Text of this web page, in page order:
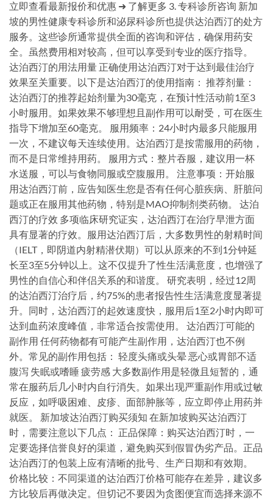
立即查看最新报价和优惠 ➜ 了解更多 3. 专科诊所咨询 新加
坡的男性健康专科诊所和泌尿科诊所也提供达泊西汀的处方
服务。这些诊所通常提供全面的咨询和评估，确保用药安
全。虽然费用相对较高，但可以享受到专业的医疗指导。
达泊西汀的用法用量 正确使用达泊西汀对于达到最佳治疗
效果至关重要。以下是达泊西汀的使用指南： 推荐剂量：
达泊西汀的推荐起始剂量为30毫克，在预计性活动前1至3
小时服用。如果效果不够理想且副作用可以耐受，可在医生
指导下增加至60毫克。 服用频率：24小时内最多只能服用
一次，不建议每天连续使用。达泊西汀是按需服用的药物，
而不是日常维持用药。 服用方式：整片吞服，建议用一杯
水送服，可以与食物同服或空腹服用。 注意事项：开始服
用达泊西汀前，应告知医生您是否有任何心脏疾病、肝脏问
题或正在服用其他药物，特别是MAO抑制剂类药物。 达泊
西汀的疗效 多项临床研究证实，达泊西汀在治疗早泄方面
具有显著的疗效。服用达泊西汀后，大多数男性的射精时间
（IELT，即阴道内射精潜伏期）可以从原来的不到1分钟延
长至3至5分钟以上。这不仅提升了性生活满意度，也增强了
男性的自信心和伴侣关系的和谐度。 研究表明，经过12周
的达泊西汀治疗后，约75%的患者报告性生活满意度显著提
升。同时，达泊西汀的起效速度快，服用后1至2小时内即可
达到血药浓度峰值，非常适合按需使用。 达泊西汀可能的
副作用 任何药物都有可能产生副作用，达泊西汀也不例
外。常见的副作用包括： 轻度头痛或头晕 恶心或胃部不适
腹泻 失眠或嗜睡 疲劳感 大多数副作用是轻微且短暂的，通
常在服药后几小时内自行消失。如果出现严重副作用或过敏
反应，如呼吸困难、皮疹、面部肿胀等，应立即停止用药并
就医。 新加坡达泊西汀购买须知 在新加坡购买达泊西汀
时，需要注意以下几点： 正品保障：购买达泊西汀时，一
定要选择信誉良好的渠道，避免购买到假冒伪劣产品。正品
达泊西汀的包装上应有清晰的批号、生产日期和有效期。
价格比较：不同渠道的达泊西汀价格可能存在差异，建议多
方比较后再做决定。但切记不要因为贪图便宜而选择来源不